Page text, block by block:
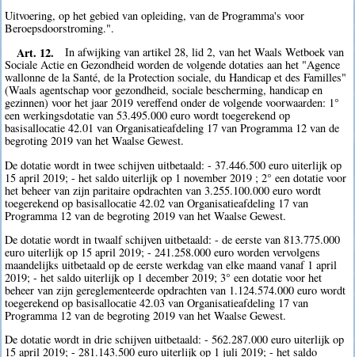
Uitvoering, op het gebied van opleiding, van de Programma's voor
Beroepsdoorstroming.".
Art. 12.
In afwijking van artikel 28, lid 2, van het Waals Wetboek van
Sociale Actie en Gezondheid worden de volgende dotaties aan het "Agence
wallonne de la Santé, de la Protection sociale, du Handicap et des Familles"
(Waals agentschap voor gezondheid, sociale bescherming, handicap en
gezinnen) voor het jaar 2019 vereffend onder de volgende voorwaarden: 1°
een werkingsdotatie van 53.495.000 euro wordt toegerekend op
basisallocatie 42.01 van Organisatieafdeling 17 van Programma 12 van de
begroting 2019 van het Waalse Gewest.
De dotatie wordt in twee schijven uitbetaald: - 37.446.500 euro uiterlijk op
15 april 2019; - het saldo uiterlijk op 1 november 2019 ; 2° een dotatie voor
het beheer van zijn paritaire opdrachten van 3.255.100.000 euro wordt
toegerekend op basisallocatie 42.02 van Organisatieafdeling 17 van
Programma 12 van de begroting 2019 van het Waalse Gewest.
De dotatie wordt in twaalf schijven uitbetaald: - de eerste van 813.775.000
euro uiterlijk op 15 april 2019; - 241.258.000 euro worden vervolgens
maandelijks uitbetaald op de eerste werkdag van elke maand vanaf 1 april
2019; - het saldo uiterlijk op 1 december 2019; 3° een dotatie voor het
beheer van zijn gereglementeerde opdrachten van 1.124.574.000 euro wordt
toegerekend op basisallocatie 42.03 van Organisatieafdeling 17 van
Programma 12 van de begroting 2019 van het Waalse Gewest.
De dotatie wordt in drie schijven uitbetaald: - 562.287.000 euro uiterlijk op
15 april 2019; - 281.143.500 euro uiterlijk op 1 juli 2019; - het saldo